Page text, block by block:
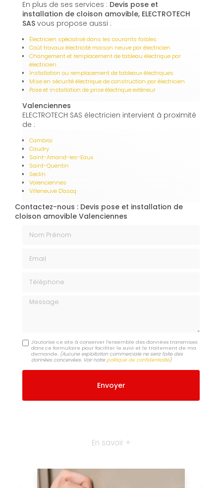
En plus de ses services : Devis pose et
installation de cloison amovible, ELECTROTECH
SAS vous propose aussi :
Électricien spécialisé dans les courants faibles
Coût travaux électricité maison neuve par électricien
Changement et remplacement de tableau électrique par
électricien
Installation ou remplacement de tableaux électriques
Mise en sécurité électrique de construction par électricien
Pose et installation de prise électrique extérieur
Valenciennes
ELECTROTECH SAS électricien intervient à proximité
de :
Cambrai
Caudry
Saint-Amand-les-Eaux
Saint-Quentin
Seclin
Valenciennes
Villeneuve D'ascq
Contactez-nous : Devis pose et installation de
cloison amovible Valenciennes
Message
J'autorise ce site à conserver l'ensemble des données transmises
dans ce formulaire pour faciliter le suivi et le traitement de ma
demande. (Aucune exploitation commerciale ne sera faite des
données concervées. Voir notrepolitique de confidentialité)
En savoir +